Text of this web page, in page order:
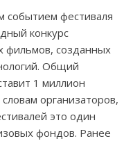
событием фестиваля
конкурс
фильмов, созданных
Общий
1 миллион
организаторов,
это один
фондов. Ранее